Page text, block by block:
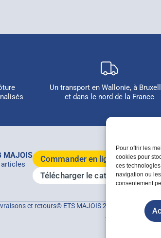
Pour offrir les
cookies pour
ces
navigation ou
consentement
Un transport en Wallonie, à
et dans le nord de la France
MAJOIS
Commander en ligne
Télécharger le catalogue 2026
et retours© ETS MAJOIS 2026 - Tous droits
Plik